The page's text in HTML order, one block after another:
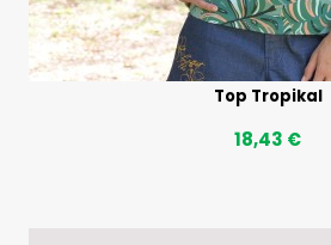
Top Tropikal
18,43 €